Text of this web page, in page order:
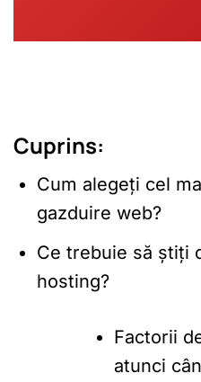
Cuprins:
Cum alegeți cel
gazduire web?
Ce trebuie să știți
hosting?
Factorii
atunci